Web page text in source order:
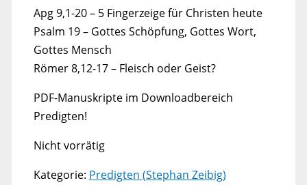
Apg 9,1-20 – 5 Fingerzeige für Christen heute
Psalm 19 – Gottes Schöpfung, Gottes Wort,
Gottes Mensch
Römer 8,12-17 – Fleisch oder Geist?
PDF-Manuskripte im Downloadbereich
Predigten!
Nicht vorrätig
Kategorie: Predigten (Stephan Zeibig)